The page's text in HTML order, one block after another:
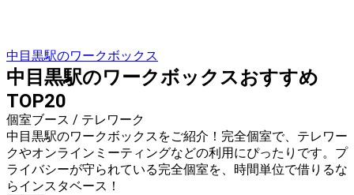
中目黒駅のワークボックス
中目黒駅のワークボックスおすすめ
TOP20
個室ブース / テレワーク
中目黒駅のワークボックスをご紹介！完全個室で、テレワー
クやオンラインミーティングなどの利用にぴったりです。プ
ライバシーが守られている完全個室を、時間単位で借りるな
らインスタベース！